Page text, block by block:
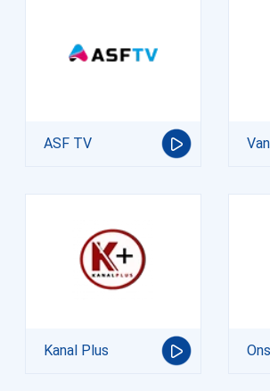
ASF TV
Kanal Plus